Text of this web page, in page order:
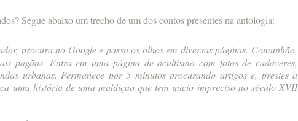
Segue abaixo um trecho de um dos contos presentes na antologia:
procura no Google e passa os olhos em diversas páginas. Comunhão,
pagãos. Entra em uma página de ocultismo com fotos de cadáveres,
urbanas. Permanece por 5 minutos procurando artigos e, prestes a
uma história de uma maldição que tem início impreciso no século XVII